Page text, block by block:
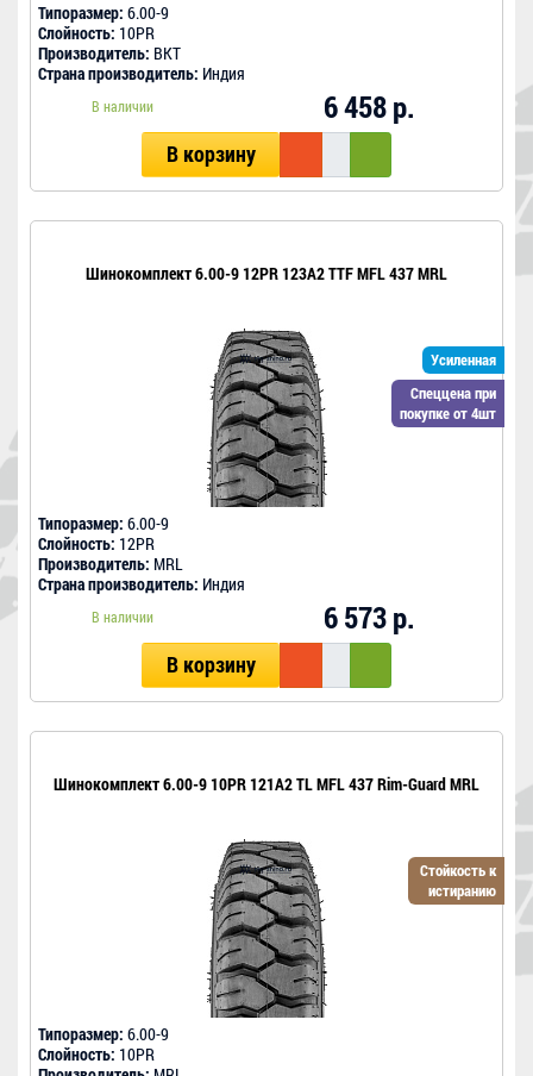
Типоразмер: 6.00-9
Слойность: 10PR
Производитель: BKT
Страна производитель: Индия
В наличии 6 458 р.
В корзину
Шинокомплект 6.00-9 12PR 123A2 TTF MFL 437 MRL
Усиленная
Спеццена при
покупке от 4шт
Типоразмер: 6.00-9
Слойность: 12PR
Производитель: MRL
Страна производитель: Индия
В наличии 6 573 р.
В корзину
Шинокомплект 6.00-9 10PR 121A2 TL MFL 437 Rim-Guard MRL
Стойкость к
истиранию
Типоразмер: 6.00-9
Слойность: 10PR